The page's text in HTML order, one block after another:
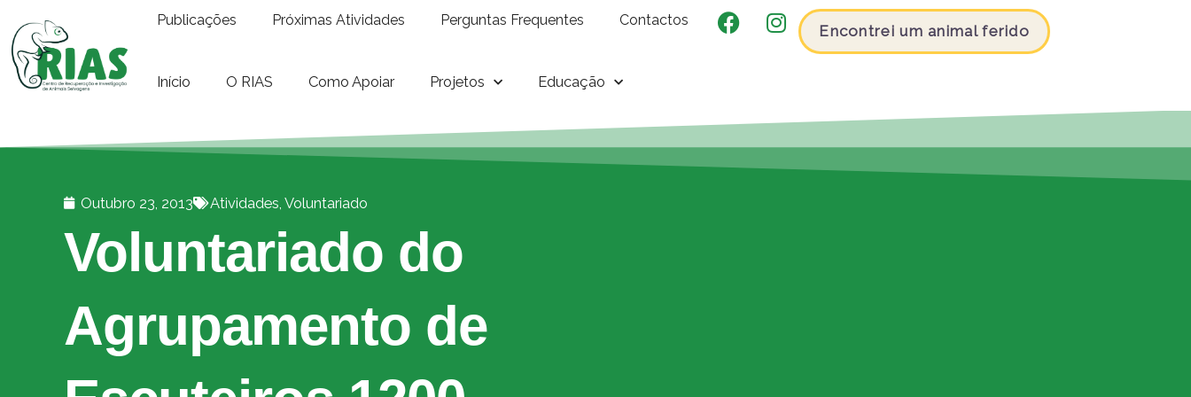
Publicações Próximas Atividades Perguntas Frequentes Contactos
Encontrei um animal ferido
Início O RIAS Como Apoiar Projetos Educação
Outubro 23, 2013 Atividades, Voluntariado
Voluntariado do
Agrupamento de